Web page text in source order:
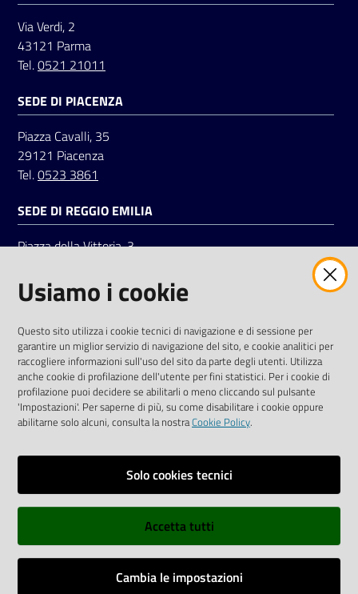
Via Verdi, 2
43121 Parma
Tel.0521 21011
SEDE DI PIACENZA
Piazza Cavalli, 35
29121 Piacenza
Tel.0523 3861
SEDE DI REGGIO EMILIA
Piazza della Vittoria, 3
Tel.0522 7961
LinkedinFacebookInstagram
Informative e liberatorie privacy
Dichiarazione di accessibilità
Usiamo i cookie
Questo sito utilizza i cookie tecnici di navigazione e di sessione per
garantire un miglior servizio di navigazione del sito, e cookie analitici per
raccogliere informazioni sull'uso del sito da parte degli utenti. Utilizza
anche cookie di profilazione dell'utente per fini statistici. Per i cookie di
profilazione puoi decidere se abilitarli o meno cliccando sul pulsante
'Impostazioni'. Per saperne di più, su come disabilitare i cookie oppure
abilitarne solo alcuni, consulta la nostraCookie Policy.
Solo cookies tecnici
Accetta tutti
Cambia le impostazioni